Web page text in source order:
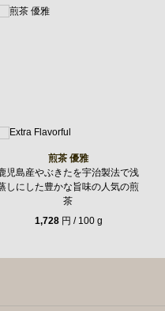
煎茶 優雅
児島産やぶきたを宇治製法で浅
しにした豊かな旨味の人気の煎
茶
1,728 円 / 100 g